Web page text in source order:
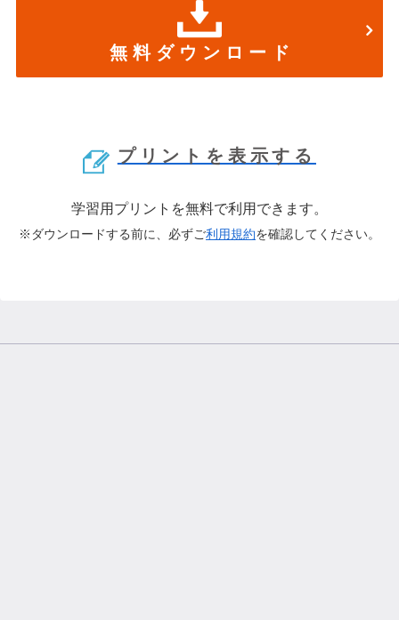
無 料 ダ ウ ン ロ ー ド
プリントを表示する
学習用プリントを無料で利用できます。
※ダウンロードする前に、必ずご利用規約を確認してください。